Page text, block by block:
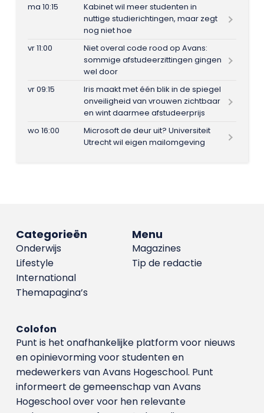
ma 10:15
Kabinet wil meer studenten in
nuttige studierichtingen, maar zegt
nog niet hoe
vr 11:00
Niet overal code rood op Avans:
sommige afstudeerzittingen gingen
wel door
vr 09:15
Iris maakt met één blik in de spiegel
onveiligheid van vrouwen zichtbaar
en wint daarmee afstudeerprijs
wo 16:00
Microsoft de deur uit? Universiteit
Utrecht wil eigen mailomgeving
Menu
Magazines
Tip de redactie
Categorieën
Onderwijs
Lifestyle
International
Themapagina’s
Colofon
Punt is het onafhankelijke platform voor nieuws
en opinievorming voor studenten en
medewerkers van Avans Hoge­school. Punt
informeert de gemeenschap van Avans
Hogeschool over voor hen relevante